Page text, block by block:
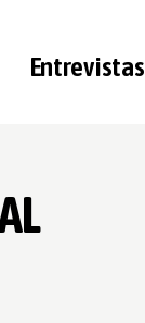
Entrevistas